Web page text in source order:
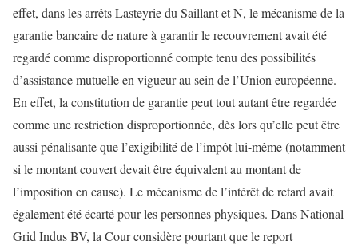
effet, dans les arrêts Lasteyrie du Saillant et N, le mécanisme de la
garantie bancaire de nature à garantir le recouvrement avait été
regardé comme disproportionné compte tenu des possibilités
d’assistance mutuelle en vigueur au sein de l’Union européenne.
En effet, la constitution de garantie peut tout autant être regardée
comme une restriction disproportionnée, dès lors qu’elle peut être
aussi pénalisante que l’exigibilité de l’impôt lui-même (notamment
si le montant couvert devait être équivalent au montant de
l’imposition en cause). Le mécanisme de l’intérêt de retard avait
également été écarté pour les personnes physiques. Dans National
Grid Indus BV, la Cour considère pourtant que le report